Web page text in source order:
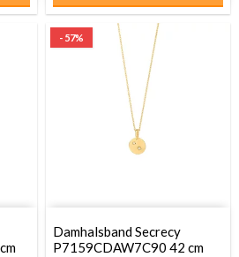
- 57%
Damhalsband Secrecy
P7159CDAW7C90 42 cm